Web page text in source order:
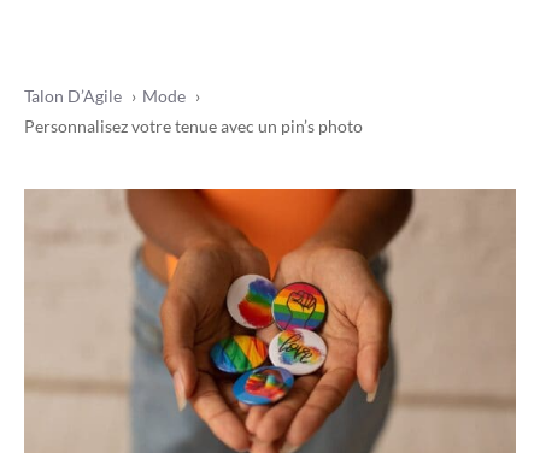
Talon D’Agile
Mode
Personnalisez votre tenue avec un pin’s photo